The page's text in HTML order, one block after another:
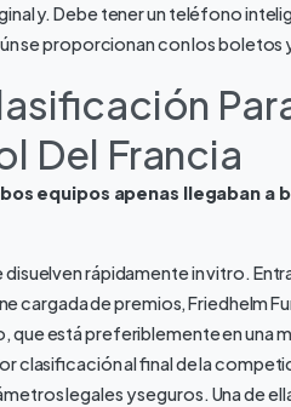
y. Debe tener un teléfono
se proporcionan con los boletos
Del Francia
equipos apenas llegaban a
rápidamente in vitro.
cargada de premios, Friedhelm
que está preferiblemente en una
clasificación al final de la
legales y seguros. Una de